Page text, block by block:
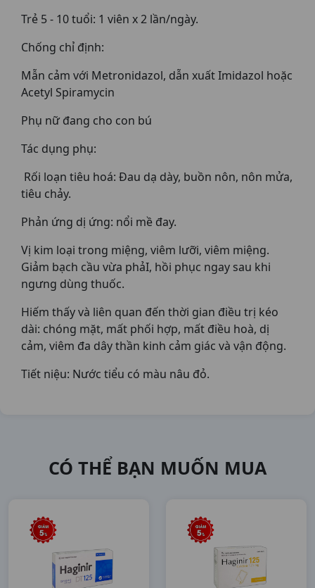
Trẻ 5 - 10 tuổi: 1 viên x 2 lần/ngày.
Chống chỉ định:
Mẫn cảm với Metronidazol, dẫn xuất Imidazol hoặc
Acetyl Spiramycin
Phụ nữ đang cho con bú
Tác dụng phụ:
Rối loạn tiêu hoá: Đau dạ dày, buồn nôn, nôn mửa,
tiêu chảy.
Phản ứng dị ứng: nổi mề đay.
Vị kim loại trong miệng, viêm lưỡi, viêm miệng.
Giảm bạch cầu vừa phảI, hồi phục ngay sau khi
ngưng dùng thuốc.
Hiếm thấy và liên quan đến thời gian điều trị kéo
dài: chóng mặt, mất phối hợp, mất điều hoà, dị
cảm, viêm đa dây thần kinh cảm giác và vận động.
Tiết niệu: Nước tiểu có màu nâu đỏ.
CÓ THỂ BẠN MUỐN MUA